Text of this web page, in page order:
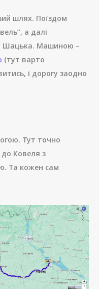
шлях. Поїздом
а далі
Шацька. Машиною –
(тут варто
і дорогу заодно
Тут точно
Ковеля з
Та кожен сам